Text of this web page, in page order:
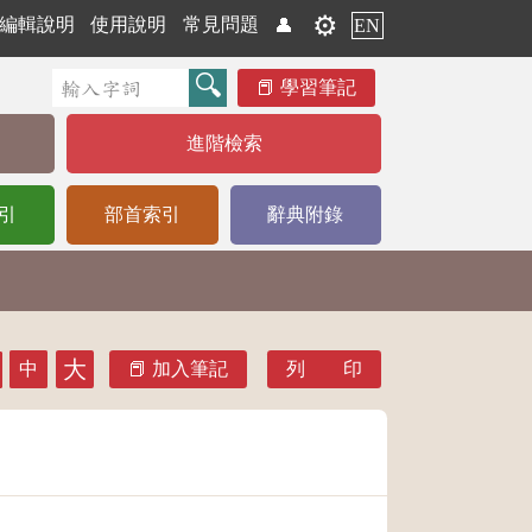
輯說明 使用說明 常見問題 👤 ⚙️ EN
學習筆記
進階檢索
部首索引 辭典附錄
中 大 加入筆記 列 印